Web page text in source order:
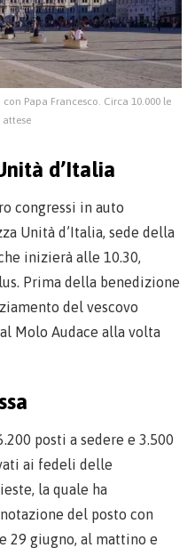
Papa Francesco. Circa 10.000 le
attese
d’Italia
congressi in auto
Unità d’Italia, sede della
inizierà alle 10.30,
Prima della benedizione
del vescovo
Molo Audace alla volta
posti a sedere e 3.500
ai fedeli delle
la quale ha
del posto con
29 giugno, al mattino e